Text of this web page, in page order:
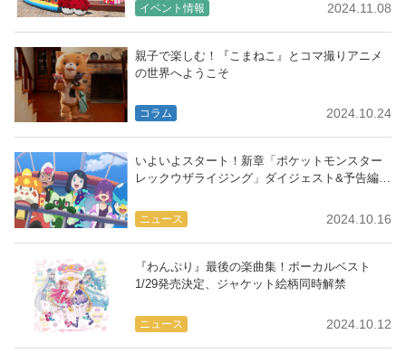
イベント情報 2024.11.08
コラム 2024.10.24
親子で楽しむ！『こまねこ』とコマ撮りアニメ
の世界へようこそ
ニュース 2024.10.16
いよいよスタート！新章「ポケットモンスター
レックウザライジング」ダイジェスト&予告編公
ニュース 2024.10.12
『わんぷり』最後の楽曲集！ボーカルベスト
1/29発売決定、ジャケット絵柄同時解禁